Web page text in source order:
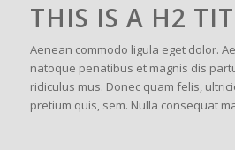
THIS IS A H2
Aenean commodo ligula eget dolor.
natoque penatibus et magnis dis
ridiculus mus. Donec quam felis,
pretium quis, sem. Nulla consequat